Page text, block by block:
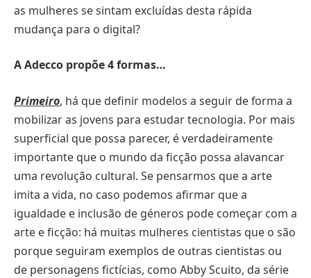
as mulheres se sintam excluídas desta rápida
mudança para o digital?
A Adecco propõe 4 formas…
Primeiro, há que definir modelos a seguir de forma a
mobilizar as jovens para estudar tecnologia. Por mais
superficial que possa parecer, é verdadeiramente
importante que o mundo da ficção possa alavancar
uma revolução cultural. Se pensarmos que a arte
imita a vida, no caso podemos afirmar que a
igualdade e inclusão de géneros pode começar com a
arte e ficção: há muitas mulheres cientistas que o são
porque seguiram exemplos de outras cientistas ou
de personagens fictícias, como Abby Scuito, da série